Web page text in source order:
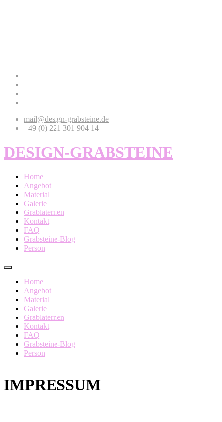
mail@design-grabsteine.de
+49 (0) 221 301 904 14
DESIGN-GRABSTEINE
Home
Angebot
Material
Galerie
Grablaternen
Kontakt
FAQ
Grabsteine-Blog
Person
Home
Angebot
Material
Galerie
Grablaternen
Kontakt
FAQ
Grabsteine-Blog
Person
IMPRESSUM